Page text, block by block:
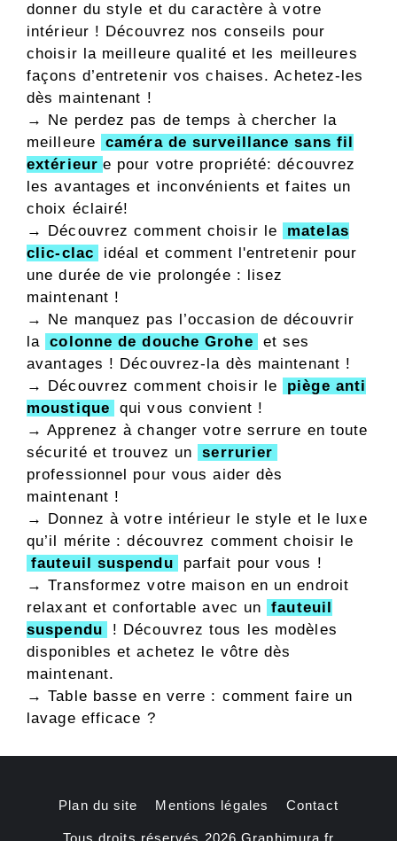
donner du style et du caractère à votre
intérieur ! Découvrez nos conseils pour
choisir la meilleure qualité et les meilleures
façons d’entretenir vos chaises. Achetez-les
dès maintenant !
→ Ne perdez pas de temps à chercher la
meilleure
caméra de surveillance sans fil
extérieur e pour votre propriété: découvrez
les avantages et inconvénients et faites un
choix éclairé!
→ Découvrez comment choisir le
matelas
clic-clac
idéal et comment l'entretenir pour
une durée de vie prolongée : lisez
maintenant !
→ Ne manquez pas l’occasion de découvrir
la colonne de douche Grohe
et ses
avantages ! Découvrez-la dès maintenant !
→ Découvrez comment choisir le
piège anti
moustique
qui vous convient !
→ Apprenez à changer votre serrure en toute
sécurité et trouvez un
serrurier
professionnel pour vous aider dès
maintenant !
→ Donnez à votre intérieur le style et le luxe
qu’il mérite : découvrez comment choisir le
fauteuil suspendu
parfait pour vous !
→ Transformez votre maison en un endroit
relaxant et confortable avec un
fauteuil
suspendu
! Découvrez tous les modèles
disponibles et achetez le vôtre dès
maintenant.
→Table basse en verre : comment faire un
lavage efficace ?
Plan du site Mentions légales Contact
Tous droits réservés 2026 Graphimura.fr